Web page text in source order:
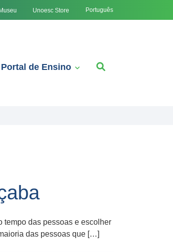
Unoesc Store Português
Portal de Ensino
tempo das pessoas e escolher
das pessoas que […]